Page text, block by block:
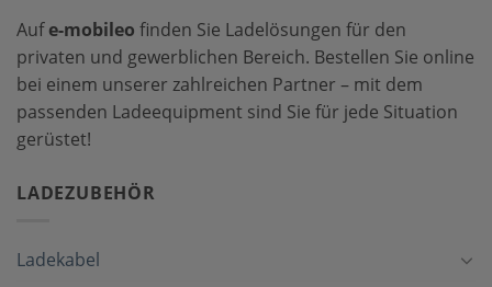
Aufe-mobileo finden Sie Ladelösungen für den
privaten und gewerblichen Bereich. Bestellen Sie online
bei einem unserer zahlreichen Partner – mit dem
passenden Ladeequipment sind Sie für jede Situation
gerüstet!
LADEZUBEHÖR
Ladekabel